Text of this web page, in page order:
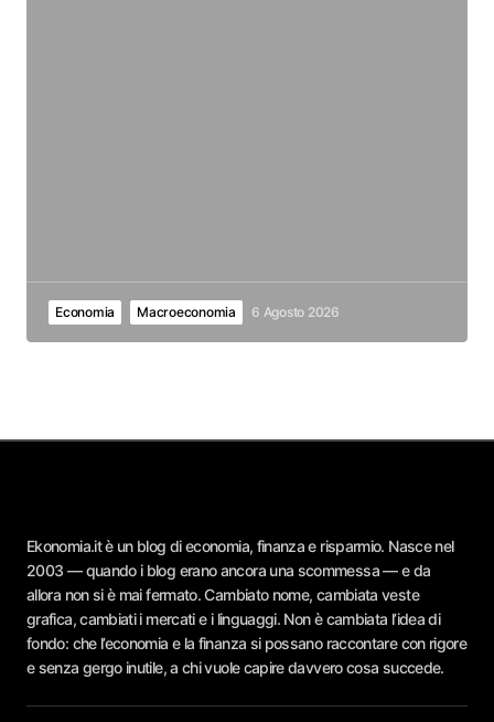
Economia Macroeconomia 6 Agosto 2026
Ekonomia.it è un blog di economia, finanza e risparmio. Nasce nel
2003 — quando i blog erano ancora una scommessa — e da
allora non si è mai fermato. Cambiato nome, cambiata veste
grafica, cambiati i mercati e i linguaggi. Non è cambiata l’idea di
fondo: che l’economia e la finanza si possano raccontare con rigore
e senza gergo inutile, a chi vuole capire davvero cosa succede.